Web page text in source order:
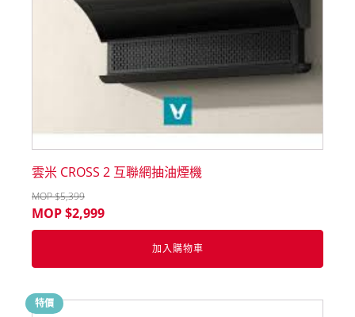
雲米 CROSS 2 互聯網抽油煙機
MOP $5,399
MOP $2,999
加入購物車
特價